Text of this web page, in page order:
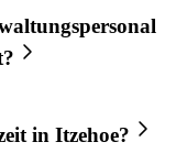
in Itzehoe?